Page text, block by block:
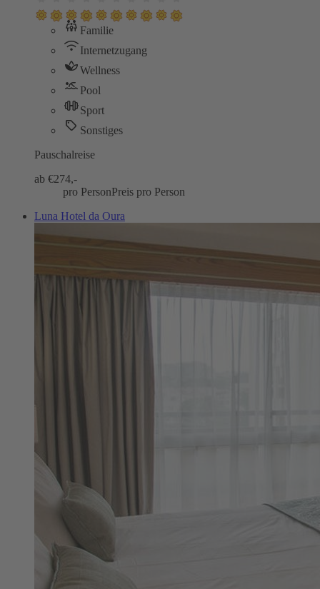
Familie
Internetzugang
Wellness
Pool
Sport
Sonstiges
Pauschalreise
ab €274,-
pro PersonPreis pro Person
Luna Hotel da Oura